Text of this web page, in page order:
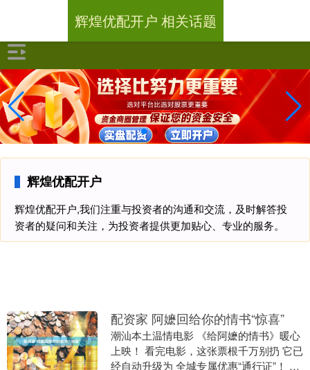
辉煌优配开户
辉煌优配开户,我们注重与投资者的沟通和交流，及时解答投
资者的疑问和关注，为投资者提供更加贴心、专业的服务。
辉煌优配开户 相关话题
配资家 阿嬷回给你的情书“惊喜”
潮汕本土温情电影 《给阿嬷的情书》暖心
上映！ 看完电影，这张票根千万别扔 它已
经自动升级为 全城专属优惠“通行证”！ 电